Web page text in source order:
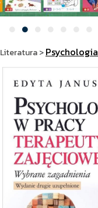
Literatura>Psychologia